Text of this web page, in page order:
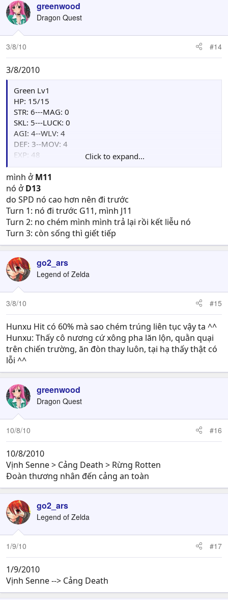
greenwood
Dragon Quest
3/8/10 #14
3/8/2010
Green Lv1
HP: 15/15
STR: 6---MAG: 0
SKL: 5---LUCK: 0
AGI: 4--WLV: 4
DEF: 3--MOV: 4
EXP: 48
Points: 00
Weapon : Iron Spear[+3AGI,+2WLV](60/60), Iron
Spear(54/60)
Item: Herb(4), W.Shield(1)
VS
Str----------5
Skl----------5
Agi----------6
Def---------4
Mag--------0
Luck----------1
Move: 4
Skill: Sea Mastery: Tăng 10%HIT,EVA và 1MOVE
Weapon--iron Sword
Click to expand...
mình ởM11
nó ởD13
do SPD nó cao hơn nên đi trước
Turn 1: nó đi trước G11, mình J11
Turn 2: no chém mình mình trả lại rồi kết liễu nó
Turn 3: còn sống thì giết tiếp
go2_ars
Legend of Zelda
3/8/10 #15
Hunxu Hit có 60% mà sao chém trúng liên tục vậy ta ^^
Hunxu: Thấy cô nương cứ xông pha lăn lộn, quằn quại
trên chiến trường, ăn đòn thay luôn, tại hạ thấy thật có
lỗi ^^
greenwood
Dragon Quest
10/8/10 #16
10/8/2010
Vịnh Senne > Cảng Death > Rừng Rotten
Đoàn thương nhân đến cảng an toàn
go2_ars
Legend of Zelda
1/9/10 #17
1/9/2010
Vịnh Senne --> Cảng Death